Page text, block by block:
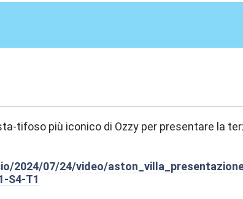
tifoso più iconico di Ozzy per presentare la
2024/07/24/video/
S4-T1